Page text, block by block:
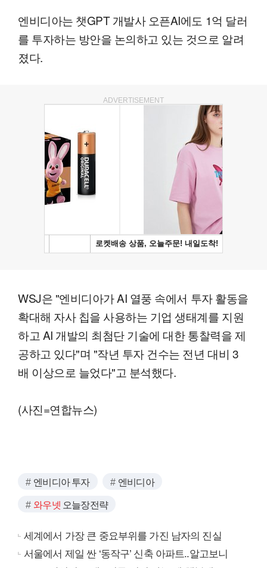
엔비디아는 챗GPT 개발사 오픈AI에도 1억 달러
를 투자하는 방안을 논의하고 있는 것으로 알려
졌다.
ADVERTISEMENT
WSJ은 "엔비디아가 AI 열풍 속에서 투자 활동을
확대해 자사 칩을 사용하는 기업 생태계를 지원
하고 AI 개발의 최첨단 기술에 대한 통찰력을 제
공하고 있다"며 "작년 투자 건수는 전년 대비 3
배 이상으로 늘었다"고 분석했다.
(사진=연합뉴스)
엔비디아 투자 엔비디아
와우넷 오늘장전략
세계에서 가장 큰 중요부위를 가진 남자의 진실
서울에서 제일 싼 ‘동작구’ 신축 아파트..알고보니